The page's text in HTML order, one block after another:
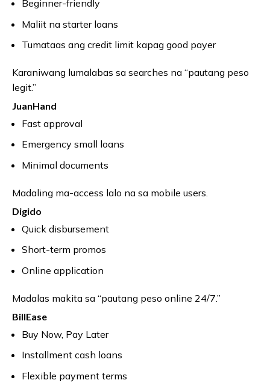
Beginner-friendly
Maliit na starter loans
Tumataas ang credit limit kapag good payer
Karaniwang lumalabas sa searches na “pautang peso
legit.”
JuanHand
Fast approval
Emergency small loans
Minimal documents
Madaling ma-access lalo na sa mobile users.
Digido
Quick disbursement
Short-term promos
Online application
Madalas makita sa “pautang peso online 24/7.”
BillEase
Buy Now, Pay Later
Installment cash loans
Flexible payment terms